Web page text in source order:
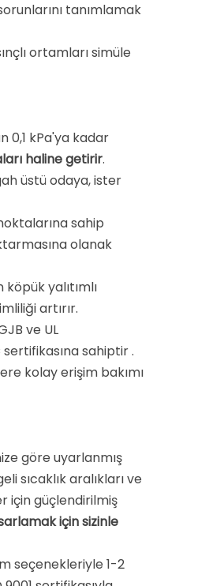
tanımlamak
ortamları simüle
0,1 kPa'ya kadar
haline getirir.
üstü odaya, ister
sahip
olanak
yalıtımlı
artırır.
ve UL
sertifikasına sahiptir.
kolay erişim bakımı
göre uyarlanmış
sıcaklık aralıkları ve
için güçlendirilmiş
için sizinle
seçenekleriyle 1-2